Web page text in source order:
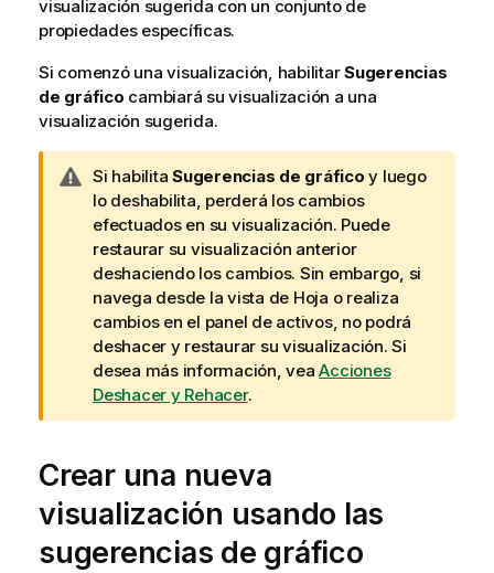
visualización sugerida con un conjunto de
propiedadesespecíficas.
Si comenzó una visualización, habilitarSugerencias
de gráfico cambiará su visualización a una
visualización sugerida.
N
o
t
a
d
e
a
v
i
s
o
Si habilita Sugerencias de gráfico y luego
lo deshabilita, perderá los cambios
efectuados en su visualización. Puede
restaurar su visualización anterior
deshaciendo los cambios. Sin embargo, si
navega desde la vista de Hoja o realiza
cambios en el panel de activos, no podrá
deshacer y restaurar su visualización.Si
desea más información, veaAcciones
Deshacer y Rehacer.
Crear una nueva
visualización usando las
sugerencias de gráfico